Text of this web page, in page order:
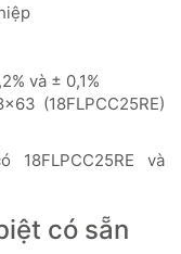
và ± 0,1%
(18FLPCC25RE)
18FLPCC25RE và
có sẵn